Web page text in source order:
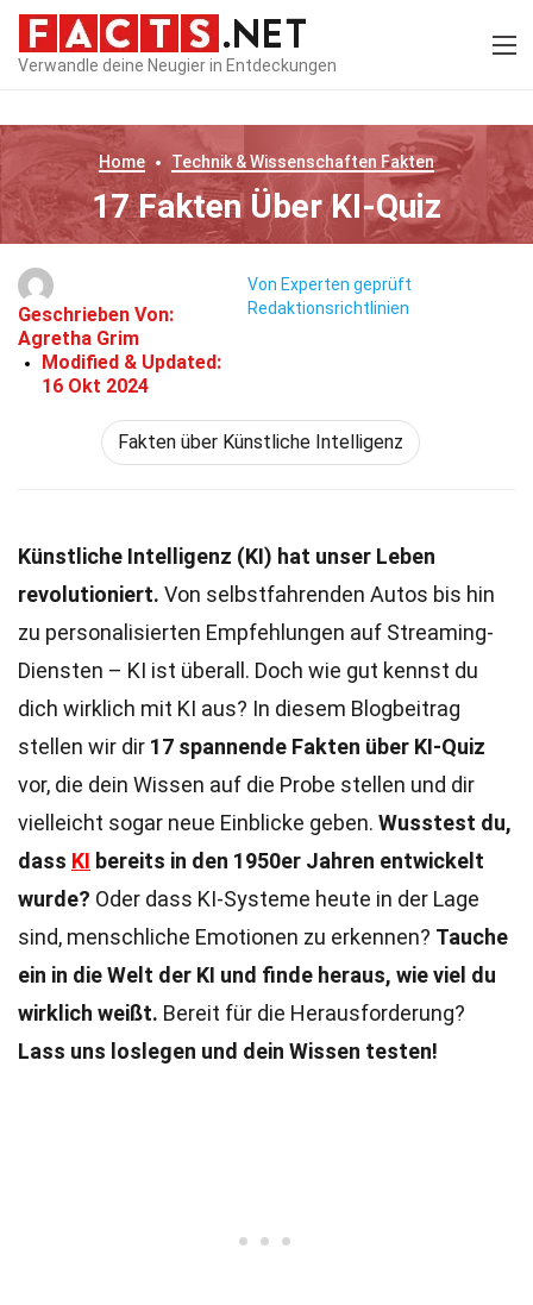
Verwandle deine Neugier in Entdeckungen
Home Technik & Wissenschaften Fakten
17 Fakten Über KI-Quiz
Geschrieben Von:
Agretha Grim
Modified & Updated:
16 Okt 2024
Von Experten geprüft
Redaktionsrichtlinien
Fakten über Künstliche Intelligenz
Künstliche Intelligenz (KI) hat unser Leben
revolutioniert. Von selbstfahrenden Autos bis hin
zu personalisierten Empfehlungen auf Streaming-
Diensten – KI ist überall. Doch wie gut kennst du
dich wirklich mit KI aus? In diesem Blogbeitrag
stellen wir dir 17 spannende Fakten über KI-Quiz
vor, die dein Wissen auf die Probe stellen und dir
vielleicht sogar neue Einblicke geben. Wusstest du,
dass KI bereits in den 1950er Jahren entwickelt
wurde? Oder dass KI-Systeme heute in der Lage
sind, menschliche Emotionen zu erkennen? Tauche
ein in die Welt der KI und finde heraus, wie viel du
wirklich weißt. Bereit für die Herausforderung?
Lass uns loslegen und dein Wissen testen!